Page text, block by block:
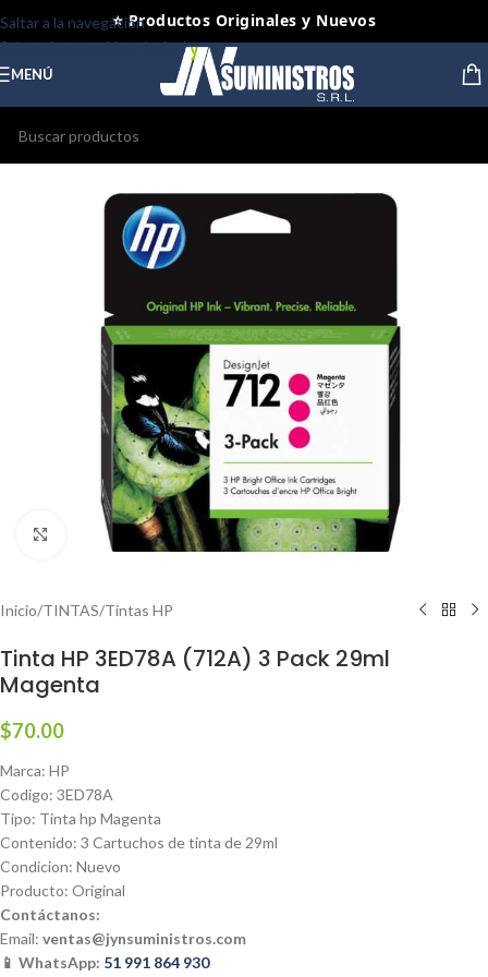
Saltar a la navegación
Saltar al contenido principal
⭐ Productos Originales y Nuevos
MENÚ
Haga clic para ampliar
Inicio/TINTAS/Tintas HP
Tinta HP 3ED78A (712A) 3 Pack 29ml
Magenta
$70.00
Marca: HP
Codigo: 3ED78A
Tipo: Tinta hp Magenta
Contenido: 3 Cartuchos de tinta de 29ml
Condicion: Nuevo
Producto: Original
Contáctanos:
Email: ventas@jynsuministros.com
📱 WhatsApp: 51 991 864 930